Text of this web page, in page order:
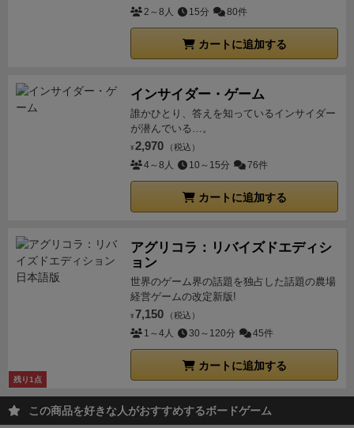
終盤の上段「YO」(赤)等を長く繋げてパンチで回収で
きたので点数を伸ばすことができ何とか50点を越えま
した。長く繋がったライムを回収できるとテンション
ーキャー言いながら楽しめる良質な協力パーティーゲ
あえて弱点を
上げるとすれば「リアルタイ
ムゲームなので苦手な人はトコトン苦手
ルール自体はシンプルなのでリズムゲーさえ駄目
じゃ無ければボドゲ初心者でもすぐに慣れて楽しめま
すし，熟考系のゲームとは使う脳の部位が違う感じな
ので重ゲーの気分転換にもピッタリです♪ ちなみに，リ
う人には4段階のレベルが用意されていますし，協力
モードの他にチームバトルモードもあるので色々な遊
び方で楽しめますよ！オインクさんのコンパクトな箱
にすっきり収まるリアルタイムリズムカードゲーム。
広い層にお勧めできる一品です^ ^
2～8人 15分 80件
カートに追加する
インサイダー・ゲーム
誰かひとり、答えを知っているインサイダー
が潜んでいる…。
¥ 2,970 （税込）
4～8人 10～15分 76件
カートに追加する
残り1点
アグリコラ：リバイズドエディシ
ョン
世界のゲーム界の話題を独占した話題の農場
経営ゲームの改定新版!
¥ 7,150 （税込）
1～4人 30～120分 45件
カートに追加する
この商品を好きな人がおすすめするボードゲーム